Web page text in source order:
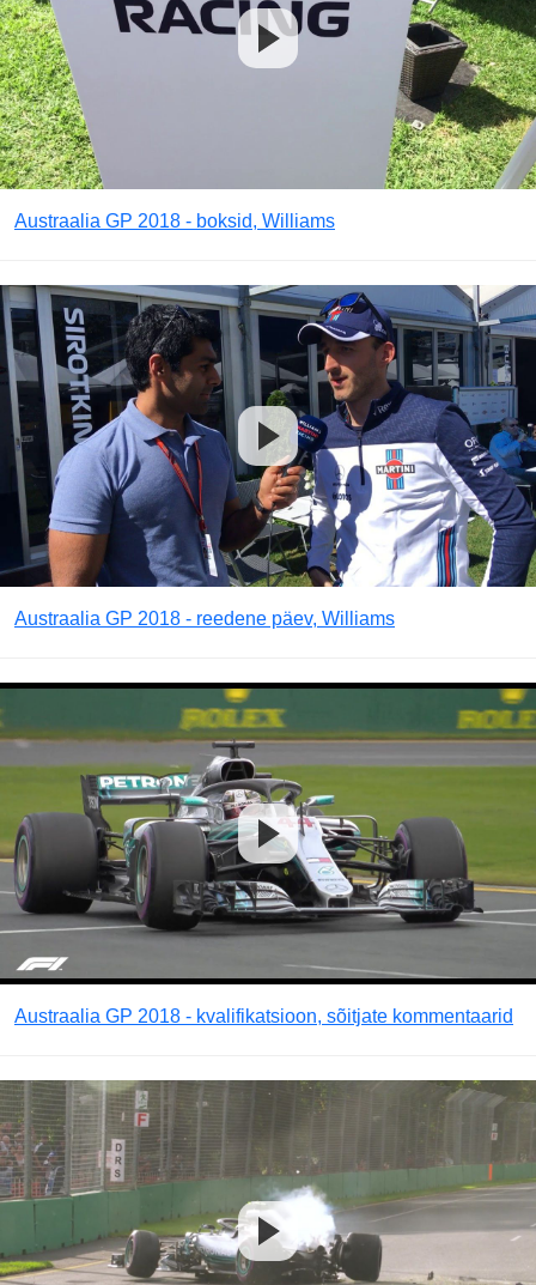
Austraalia GP 2018 - boksid, Williams
Austraalia GP 2018 - reedene päev, Williams
Austraalia GP 2018 - kvalifikatsioon, sõitjate kommentaarid